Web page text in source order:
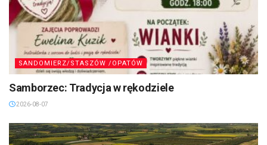
SANDOMIERZ/STASZÓW /OPATÓW
Samborzec: Tradycja w rękodziele
2026-08-07